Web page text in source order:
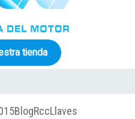
tienda